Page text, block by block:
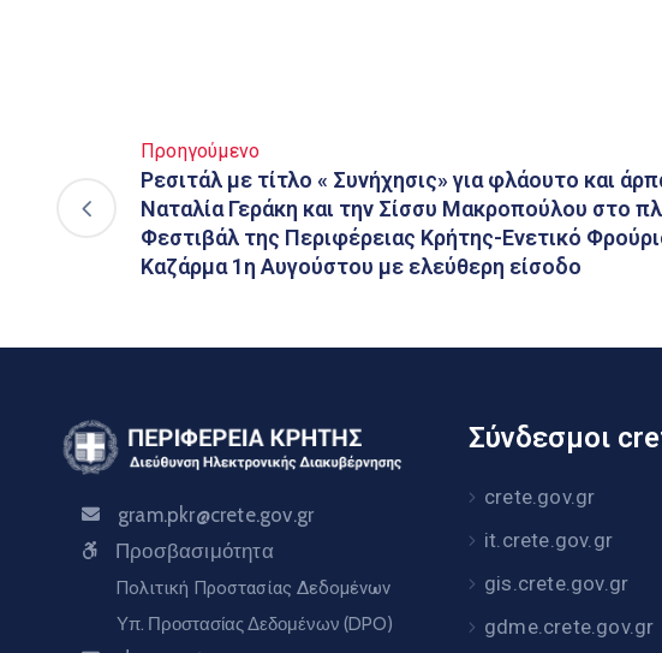
Προηγούμενο
Ρεσιτάλ με τίτλο « Συνήχησις» για φλάουτο και
Ναταλία Γεράκη και την Σίσσυ Μακροπούλου στο
Φεστιβάλ της Περιφέρειας Κρήτης-Ενετικό
Καζάρμα 1η Αυγούστου με ελεύθερη είσοδο
gram.pkr@crete.gov.gr
Προσβασιμότητα
Πολιτική Προστασίας Δεδομένων
Υπ. Προστασίας Δεδομένων (DPO)
Σύνδεσμοι
crete.gov.gr
it.crete.gov.gr
gis.crete.gov.gr
gdme.crete.gov.gr